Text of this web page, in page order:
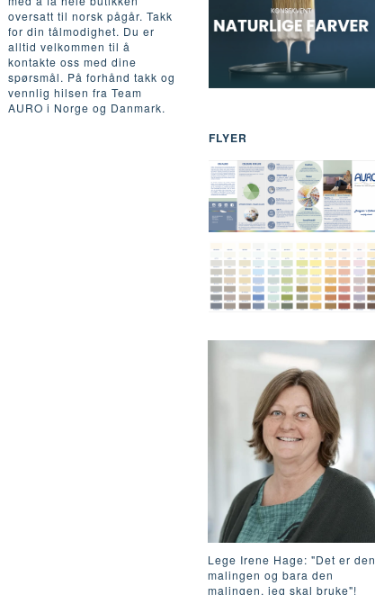
oversatt til norsk pågår. Takk
for din tålmodighet. Du er
alltid velkommen til å
kontakte oss med dine
spørsmål. På forhånd takk og
vennlig hilsen fra Team
AURO i Norge og Danmark.
FLYER
Lege Irene Hage: "Det er den
malingen og bara den
malingen, jeg skal bruke"!